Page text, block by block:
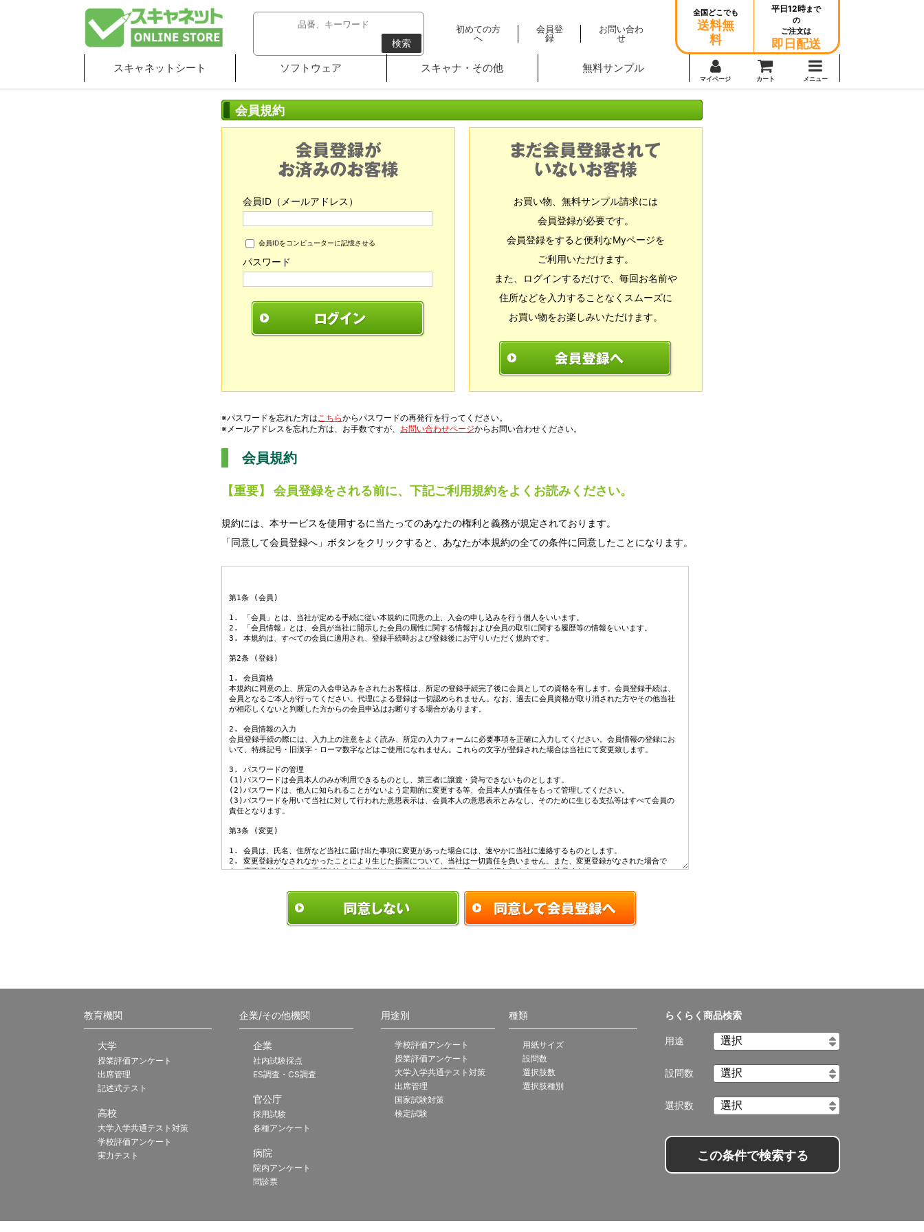
検索
初めての方
へ
会員登
録
お問い合わ
せ
全国どこでも
送料無
料
平日12時まで
の
ご注文は
即日配送
スキャネットシート ソフトウェア スキャナ・その他 無料サンプル
マイページ カート メニュー
会員規約
会員ID（メールアドレス）
会員IDをコンピューターに記憶させる
パスワード
お買い物、無料サンプル請求には
会員登録が必要です。
会員登録をすると便利なMyページを
ご利用いただけます。
また、ログインするだけで、毎回お名前や
住所などを入力することなくスムーズに
お買い物をお楽しみいただけます。
※パスワードを忘れた方はこちらからパスワードの再発行を行ってください。
※メールアドレスを忘れた方は、お手数ですが、 お問い合わせページからお問い合わせください。
会員規約
【重要】 会員登録をされる前に、下記ご利用規約をよくお読みください。
規約には、本サービスを使用するに当たってのあなたの権利と義務が規定されております。
「同意して会員登録へ」ボタンをクリックすると、あなたが本規約の全ての条件に同意したことになります。
らくらく商品検索
用途
設問数
選択数
この条件で検索する
教育機関
大学
授業評価アンケート
出席管理
記述式テスト
高校
大学入学共通テスト対策
学校評価アンケート
実力テスト
企業/その他機関
企業
社内試験採点
ES調査・CS調査
官公庁
採用試験
各種アンケート
病院
院内アンケート
問診票
用途別
学校評価アンケート
授業評価アンケート
大学入学共通テスト対策
出席管理
国家試験対策
検定試験
種類
用紙サイズ
設問数
選択肢数
選択肢種別